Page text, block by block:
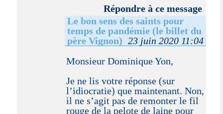
Répondre à ce message
Le bon sens des saints pour
temps de pandémie (le billet du
père Vignon) 23 juin 2020 11:04
Monsieur Dominique Yon,
Je ne lis votre réponse (sur
l’idiocratie) que maintenant. Non,
il ne s’agit pas de remonter le fil
rouge de la pelote de laine pour